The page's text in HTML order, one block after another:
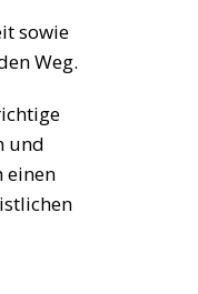
sowie
Weg.
und
einen